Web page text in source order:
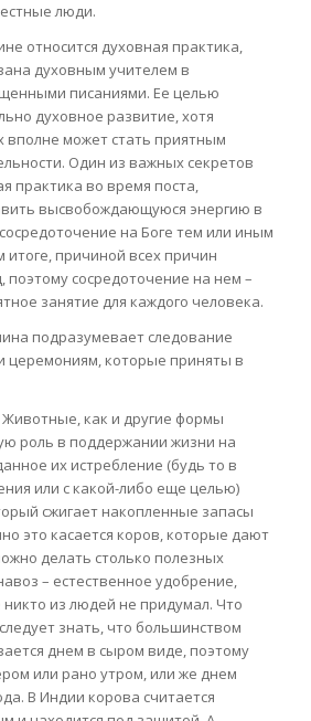
люди.
относится духовная практика,
духовным учителем в
писаниями. Ее целью
духовное развитие, хотя
вполне может стать приятным
Один из важных секретов
практика во время поста,
высвобождающуюся энергию в
на Боге тем или иным
причиной всех причин
поэтому сосредоточение на нем –
занятие для каждого человека.
подразумевает следование
церемониям, которые приняты в
как и другие формы
роль в поддержании жизни на
их истребление (будь то в
или с какой-либо еще целью)
сжигает накопленные запасы
это касается коров, которые дают
делать столько полезных
– естественное удобрение,
из людей не придумал. Что
знать, что большинством
днем в сыром виде, поэтому
или рано утром, или же днем
В Индии корова считается